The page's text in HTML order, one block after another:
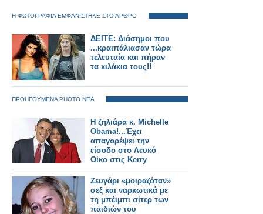
Η ΦΩΤΟΓΡΑΦΙΑ ΕΜΦΑΝΙΣΤΗΚΕ ΣΤΟ ΑΡΘΡΟ
ΔΕΙΤΕ: Διάσημοι που
...κραιπάλιασαν τώρα
τελευταία και πήραν
τα κιλάκια τους!!
ΠΡΟΗΓΟΥΜΕΝΑ PHOTO ΝΕΑ
Η ζηλιάρα κ. Michelle
Obama!...Έχει
απαγορέψει την
είσοδο στο Λευκό
Οίκο στις Kerry
Washington και
Scarlett Johansson
Ζευγάρι «μοιραζόταν»
σεξ και ναρκωτικά με
τη μπέιμπι σίτερ των
παιδιών του